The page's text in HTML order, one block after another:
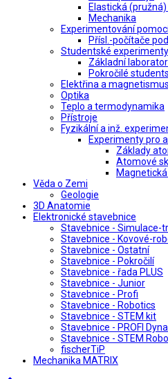
Elastická
Mechanika
Experimentování
Přísl.-počítače
Studentské experimenty
Základní
Pokročilé
Elektřina a magnetismus
Optika
Teplo a termodynamika
Přístroje
Fyzikální a inž.
Experimenty pro
Základy
Atomové
Věda o Zemi
Geologie
3D Anatomie
Elektronické stavebnice
Stavebnice - Simulace-
Stavebnice - Kovové-
Stavebnice - Ostatní
Stavebnice - Pokročilí
Stavebnice - řada PLUS
Stavebnice - Junior
Stavebnice - Profi
Stavebnice - Robotics
Stavebnice - STEM kit
Stavebnice - PROFI
Stavebnice - STEM
fischerTiP
Mechanika MATRIX